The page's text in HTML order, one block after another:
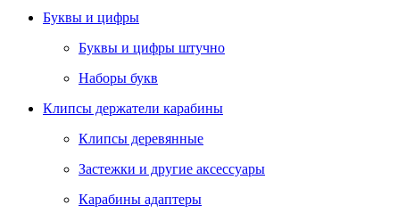
Буквы и цифры
Буквы и цифры штучно
Наборы букв
Клипсы держатели карабины
Клипсы деревянные
Застежки и другие аксессуары
Карабины адаптеры